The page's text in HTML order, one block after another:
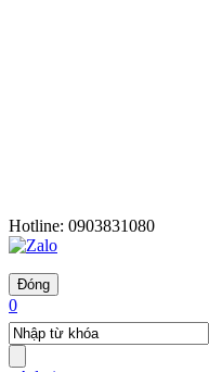
Hotline: 0903831080
Đóng
0